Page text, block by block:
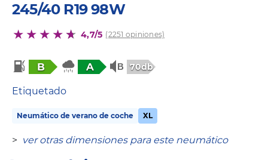
245/40 R19 98W
4,7/5 (2251 opiniones)
B A 70db
Etiquetado
Neumático de verano de coche XL
> ver otras dimensiones para este neumático